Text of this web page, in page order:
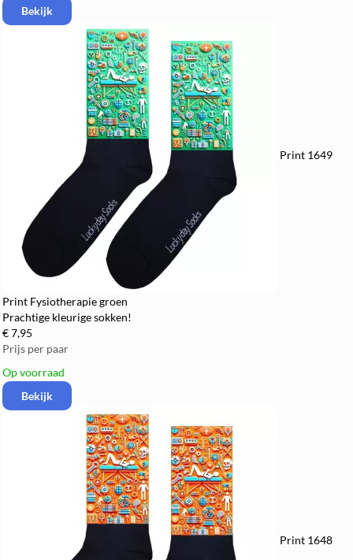
Bekijk
Print 1649
Print Fysiotherapie groen
Prachtige kleurige sokken!
€ 7,95
Prijs per paar
Op voorraad
Bekijk
Print 1648